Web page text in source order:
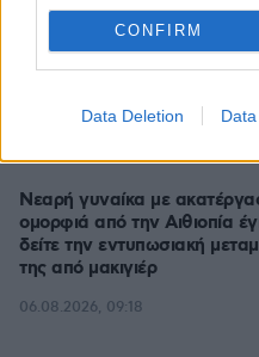
CONFIRM
Data Deletion
Μυστήριο με το
στην Τεχεράνη:
αυτοκίνητο, άκουγαν,
τον άλλο
06.08.2026, 13:37
Νεαρή γυναίκα με
ομορφιά από την Αιθιοπία
δείτε την εντυπωσιακή
της από μακιγιέρ
06.08.2026, 09:18